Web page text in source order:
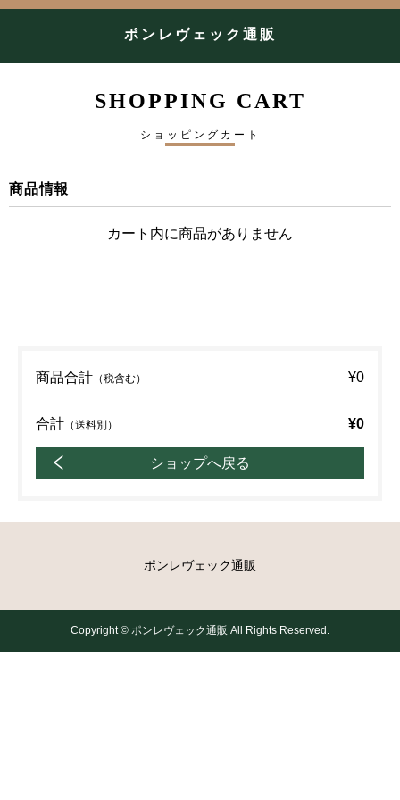
ポンレヴェック通販
SHOPPING CART
ショッピングカート
商品情報
カート内に商品がありません
商品合計 （税含む） ¥0
合計 （送料別） ¥0
ショップへ戻る
ポンレヴェック通販
Copyright © ポンレヴェック通販 All Rights Reserved.